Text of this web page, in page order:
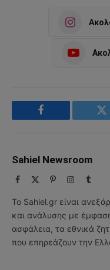
Facebook
Sahiel Newsroom
Facebook PinterestInstagram
Το Sahiel.gr είναι
και ανάλυσης με
ασφάλεια, τα εθνικά
που επηρεάζουν την